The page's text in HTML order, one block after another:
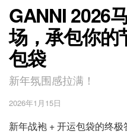
GANNI 2026
场，承包你的
包袋
新年氛围感拉满！
2026年1月15日
新年战袍 + 开运包袋的终